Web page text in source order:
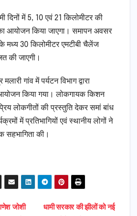
दिनों में 5, 10 एवं 21 किलोमीटर की
आयोजन किया जाएगा। समापन अवसर
मध्य 30 किलोमीटर एमटीबी चैलेंज
की जाएगी।
गांव में पर्यटन विभाग द्वारा
किया गया। लोकगायक किशन
लोकगीतों की प्रस्तुति देकर समां बांध
में प्रतिभागियों एवं स्थानीय लोगों ने
सहभागिता की।
धामी सरकार की झीलों को नई
जोशी